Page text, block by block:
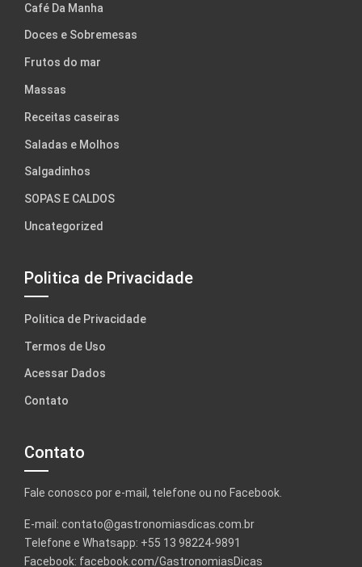
Café Da Manha
Doces e Sobremesas
Frutos do mar
Massas
Receitas caseiras
Saladas e Molhos
Salgadinhos
SOPAS E CALDOS
Uncategorized
Politica de Privacidade
Politica de Privacidade
Termos de Uso
Acessar Dados
Contato
Contato
Fale conosco por e-mail, telefone ou no Facebook.
E-mail: contato@gastronomiasdicas.com.br
Telefone e Whatsapp: +55 13 98224-9891
Facebook: facebook.com/GastronomiasDicas